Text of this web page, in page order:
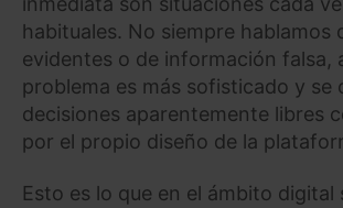
habituales. No siempre hablamos
evidentes o de información falsa,
problema es más sofisticado y se
decisiones aparentemente libres
por el propio diseño de la
Esto es lo que en el ámbito digital